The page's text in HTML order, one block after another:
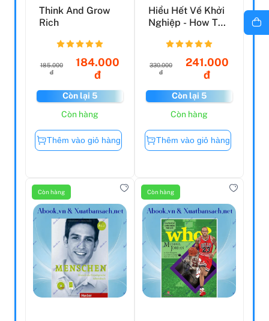
Think And Grow
Rich
185.000
đ
184.000
đ
Còn lại 5
Còn hàng
Thêm vào giỏ hàng
Hiểu Hết Về Khởi
Nghiệp - How To
Bu...
330.000
đ
241.000
đ
Còn lại 5
Còn hàng
Thêm vào giỏ hàng
Còn hàng Còn hàng